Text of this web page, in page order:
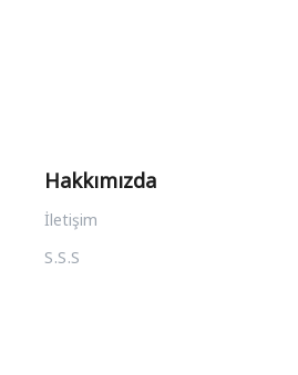
Hakkımızda
İletişim
S.S.S